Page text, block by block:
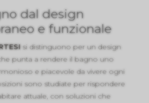
dal design
e funzionale
si distinguono per un design
punta a rendere il bagno uno
e piacevole da vivere ogni
sono studiate per rispondere
attuale, con soluzioni che